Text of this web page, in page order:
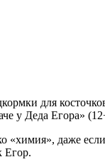
для
у Деда Егора»
«химия», даже
Егор.